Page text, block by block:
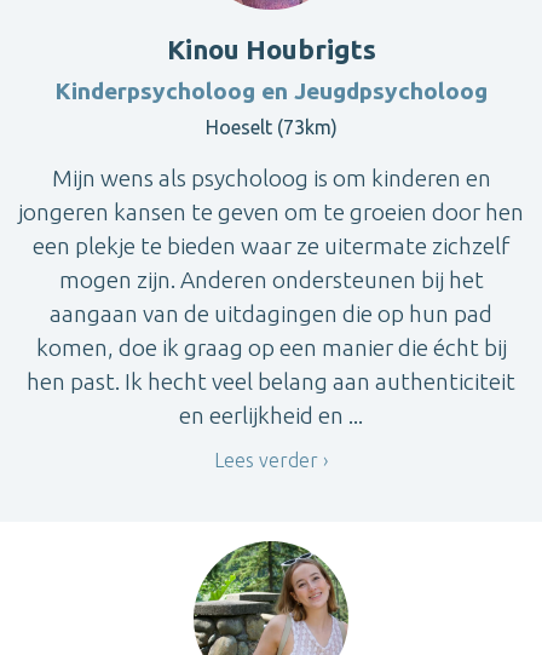
Kinou Houbrigts
Kinderpsycholoog en Jeugdpsycholoog
Hoeselt (73km)
Mijn wens als psycholoog is om kinderen en
jongeren kansen te geven om te groeien door hen
een plekje te bieden waar ze uitermate zichzelf
mogen zijn. Anderen ondersteunen bij het
aangaan van de uitdagingen die op hun pad
komen, doe ik graag op een manier die écht bij
hen past. Ik hecht veel belang aan authenticiteit
en eerlijkheid en ...
Lees verder